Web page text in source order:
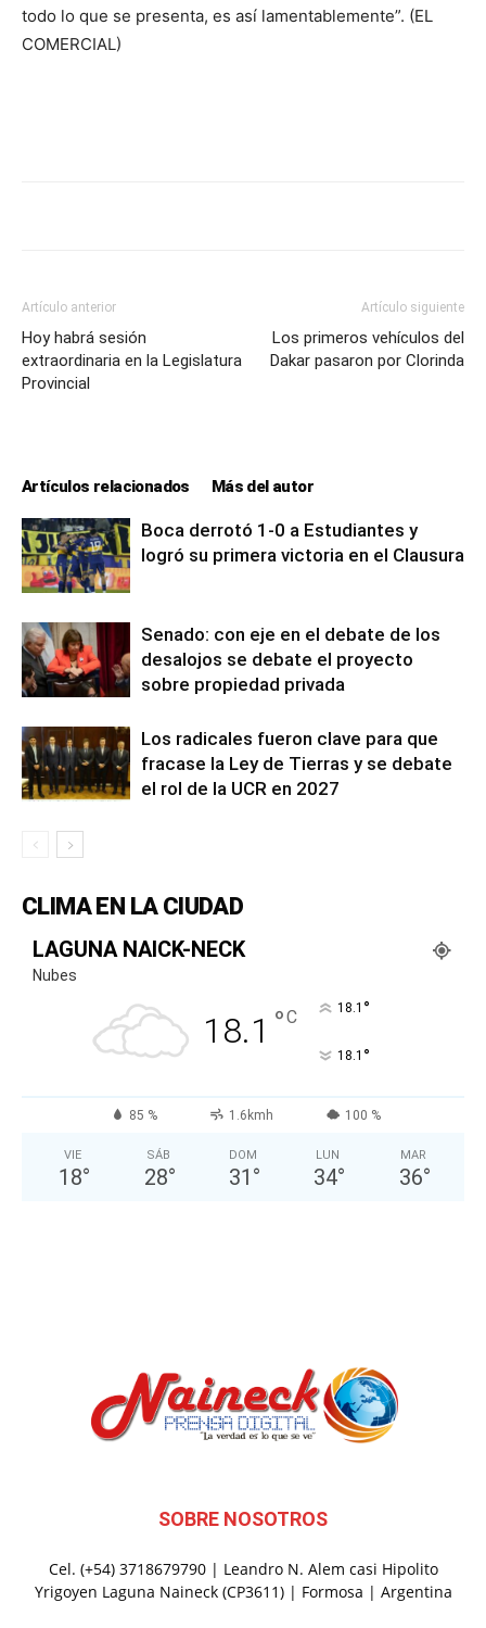
todo lo que se presenta, es así lamentablemente”. (EL
COMERCIAL)
Artículo anterior
Hoy habrá sesión
extraordinaria en la Legislatura
Provincial
Artículo siguiente
Los primeros vehículos del
Dakar pasaron por Clorinda
Artículos relacionados Más del autor
Boca derrotó 1-0 a Estudiantes y
logró su primera victoria en el Clausura
Senado: con eje en el debate de los
desalojos se debate el proyecto
sobre propiedad privada
Los radicales fueron clave para que
fracase la Ley de Tierras y se debate
el rol de la UCR en 2027
CLIMA EN LA CIUDAD
LAGUNA NAICK-NECK
Nubes
18.1 °C 18.1 °
18.1 °
85 % 1.6kmh 100 %
VIE
18°
SÁB
28°
DOM
31 °
LUN
34°
MAR
36°
SOBRE NOSOTROS
Cel. (+54) 3718679790 | Leandro N. Alem casi Hipolito
Yrigoyen Laguna Naineck (CP3611) | Formosa | Argentina